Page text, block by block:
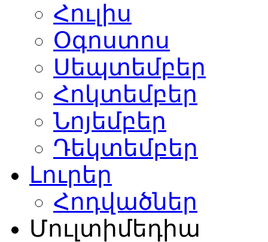
Հուլիս
Օգոստոս
Սեպտեմբեր
Հոկտեմբեր
Նոյեմբեր
Դեկտեմբեր
Լուրեր
Հոդվածներ
Մուլտիմեդիա